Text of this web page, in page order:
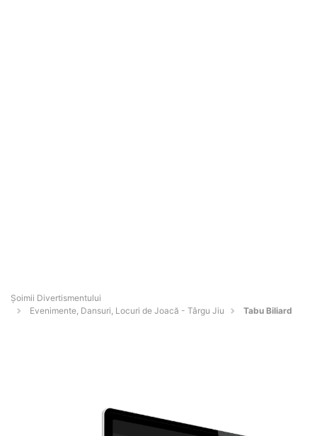
Şoimii Divertismentului
Evenimente, Dansuri, Locuri de Joacă - Târgu Jiu
Tabu Biliard